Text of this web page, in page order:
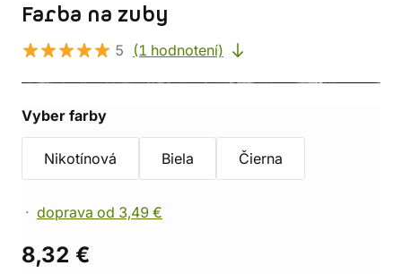
Farba na zuby
5 (1 hodnotení)
Vyber farby
Nikotínová Biela Čierna
doprava od 3,49 €
8,32 €